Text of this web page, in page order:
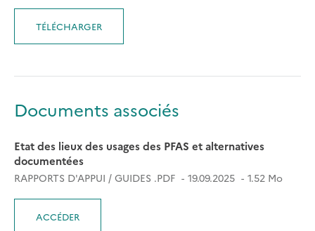
TÉLÉCHARGER
Documents associés
Etat des lieux des usages des PFAS et alternatives
documentées
RAPPORTS D'APPUI / GUIDES .PDF 19.09.2025 1.52 Mo
ACCÉDER